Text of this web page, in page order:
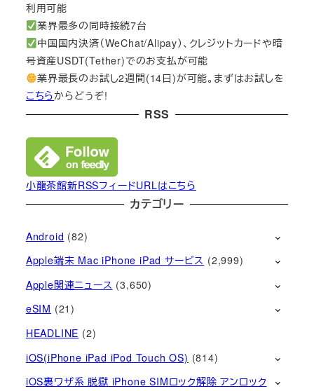
利用可能
業界最多の同時接続7台
中国国内決済（WeChat/Alipay）、クレジットカードや暗
号資産USDT(Tether)でのお支払が可能
業界最長のお試し2週間(14日)が可能。まずはお試しを
こちらからどうぞ!
RSS
小龍茶館新RSSフィードURLはこちら
カテゴリー
Android (82)
Apple端末 Mac iPhone iPad サービス (2,999)
Apple関連ニュース (3,650)
eSIM (21)
HEADLINE (2)
iOS(iPhone iPad iPod Touch OS) (814)
iOS裏ワザ系 脱獄 iPhone SIMロック解除 アンロック